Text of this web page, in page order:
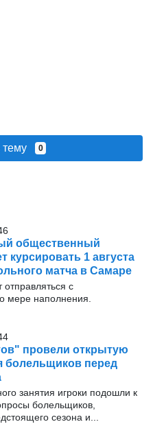
тему 0
общественный
курсировать 1 августа
матча в Самаре
с
мере наполнения.
провели открытую
болельщиков перед
занятия игроки подошли к
болельщиков,
сезона и...